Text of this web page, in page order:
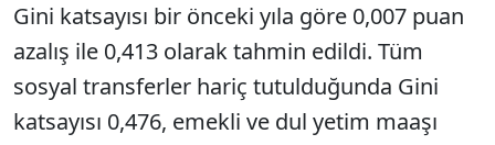
Gini katsayısı bir önceki yıla göre 0,007 puan
azalış ile 0,413 olarak tahmin edildi. Tüm
sosyal transferler hariç tutulduğunda Gini
katsayısı 0,476, emekli ve dul yetim maaşı